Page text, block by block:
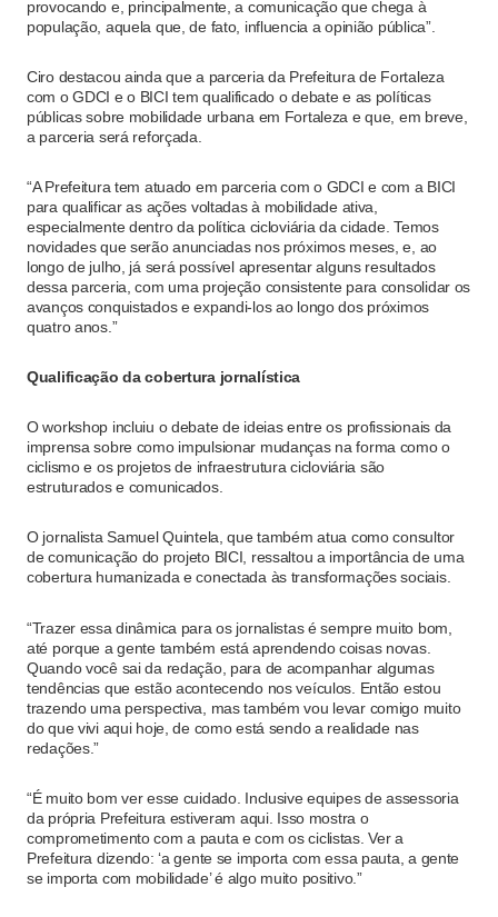
provocando e, principalmente, a comunicação que chega à
população, aquela que, de fato, influencia a opinião pública”.
Ciro destacou ainda que a parceria da Prefeitura de Fortaleza
com o GDCI e o BICI tem qualificado o debate e as políticas
públicas sobre mobilidade urbana em Fortaleza e que, em breve,
a parceria será reforçada.
“A Prefeitura tem atuado em parceria com o GDCI e com a BICI
para qualificar as ações voltadas à mobilidade ativa,
especialmente dentro da política cicloviária da cidade. Temos
novidades que serão anunciadas nos próximos meses, e, ao
longo de julho, já será possível apresentar alguns resultados
dessa parceria, com uma projeção consistente para consolidar os
avanços conquistados e expandi-los ao longo dos próximos
quatro anos.”
Qualificação da cobertura jornalística
O workshop incluiu o debate de ideias entre os profissionais da
imprensa sobre como impulsionar mudanças na forma como o
ciclismo e os projetos de infraestrutura cicloviária são
estruturados e comunicados.
O jornalista Samuel Quintela, que também atua como consultor
de comunicação do projeto BICI, ressaltou a importância de uma
cobertura humanizada e conectada às transformações sociais.
“Trazer essa dinâmica para os jornalistas é sempre muito bom,
até porque a gente também está aprendendo coisas novas.
Quando você sai da redação, para de acompanhar algumas
tendências que estão acontecendo nos veículos. Então estou
trazendo uma perspectiva, mas também vou levar comigo muito
do que vivi aqui hoje, de como está sendo a realidade nas
redações.”
“É muito bom ver esse cuidado. Inclusive equipes de assessoria
da própria Prefeitura estiveram aqui. Isso mostra o
comprometimento com a pauta e com os ciclistas. Ver a
Prefeitura dizendo: ‘a gente se importa com essa pauta, a gente
se importa com mobilidade’ é algo muito positivo.”